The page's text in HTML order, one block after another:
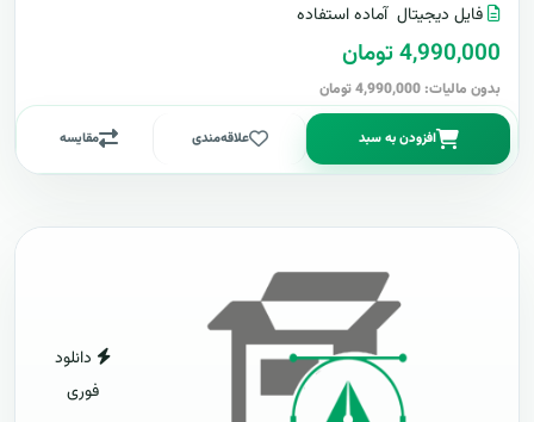
فایل دیجیتال آماده استفاده
4,990,000 تومان
بدون مالیات: 4,990,000 تومان
افزودن به سبد علاقه‌مندی مقایسه
دانلود
فوری